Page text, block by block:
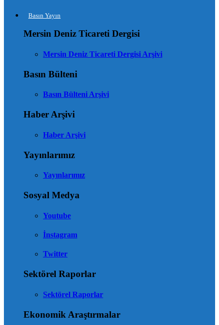
Basın Yayın
Mersin Deniz Ticareti Dergisi
Mersin Deniz Ticareti Dergisi Arşivi
Basın Bülteni
Basın Bülteni Arşivi
Haber Arşivi
Haber Arşivi
Yayınlarımız
Yayınlarımız
Sosyal Medya
Youtube
İnstagram
Twitter
Sektörel Raporlar
Sektörel Raporlar
Ekonomik Araştırmalar